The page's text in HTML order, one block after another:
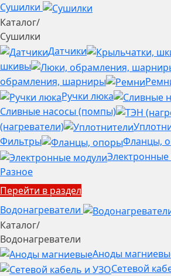
Сушилки
Каталог/
Сушилки
Датчики
шкивы
обрамления, шарниры
Ручки люка
Сливные насосы (помпы)
(нагреватели)
Фильтры
Фланцы,
Разное
Перейти в раздел
Водонагреватели
Каталог/
Водонагреватели
Аноды
Сетевой